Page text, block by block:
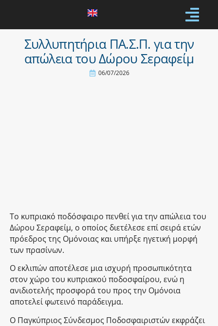
Συλλυπητήρια ΠΑ.Σ.Π. για την
απώλεια του Δώρου Σεραφείμ
06/07/2026
Το κυπριακό ποδόσφαιρο πενθεί για την απώλεια του
Δώρου Σεραφείμ, ο οποίος διετέλεσε επί σειρά ετών
πρόεδρος της Ομόνοιας και υπήρξε ηγετική μορφή
των πρασίνων.
Ο εκλιπών αποτέλεσε μια ισχυρή προσωπικότητα
στον χώρο του κυπριακού ποδοσφαίρου, ενώ η
ανιδιοτελής προσφορά του προς την Ομόνοια
αποτελεί φωτεινό παράδειγμα.
Ο Παγκύπριος Σύνδεσμος Ποδοσφαιριστών εκφράζει